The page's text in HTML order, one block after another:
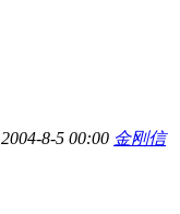
2004-8-5 00:00 金刚信